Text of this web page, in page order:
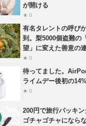
が開ける
★ 0
有名タレントの呼び
到。梨5000個盗難の
望」に変えた善意の
★ 0
待ってました。
ライムデー後初の
★ 0
200円で旅行パッキン
ゴチャゴチャになら